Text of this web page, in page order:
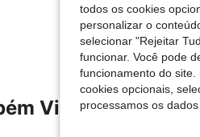
Ver Mais
Visitaram
todos os cookies
personalizar o
selecionar "Rejeitar
funcionar. Você pode
funcionamento do
cookies opcionais,
processamos os